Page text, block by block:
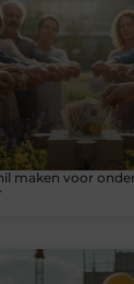
maken voor